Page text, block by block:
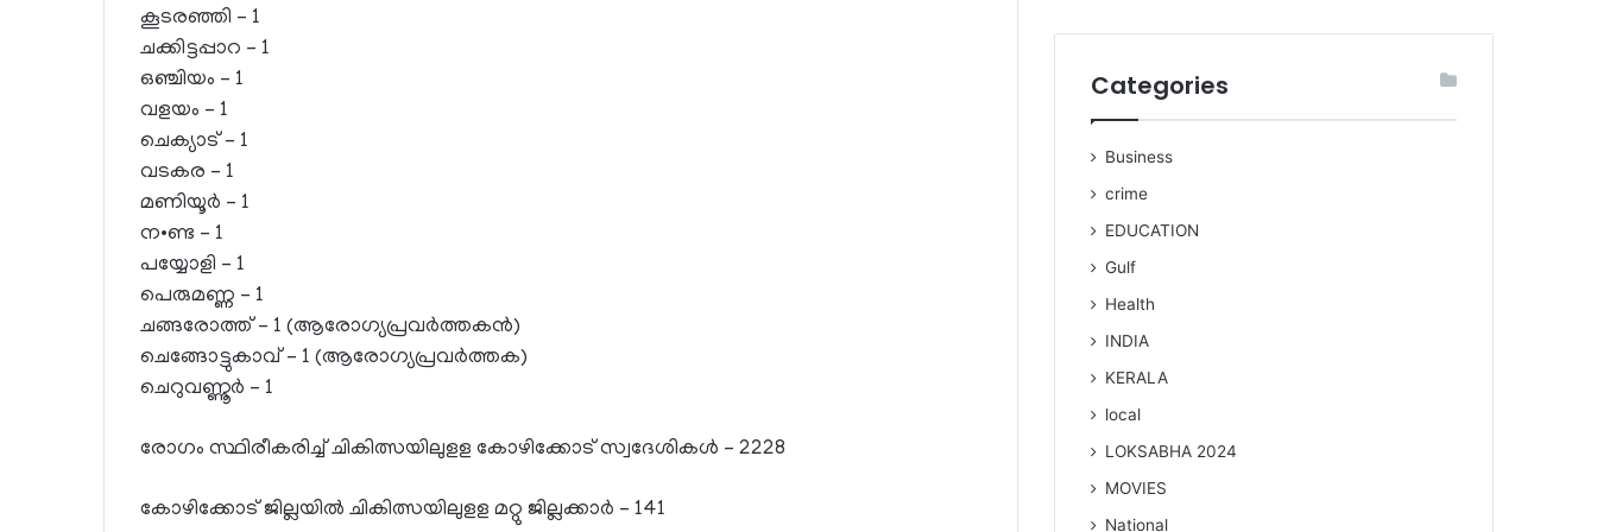
കൂടരഞ്ഞി – 1
ചക്കിട്ടപ്പാറ – 1
ഒഞ്ചിയം – 1
വളയം – 1
ചെക്യാട് – 1
വടകര – 1
മണിയൂര്‍ – 1
ന•ണ്ട – 1
പയ്യോളി – 1
പെരുമണ്ണ – 1
ചങ്ങരോത്ത് – 1 (ആരോഗ്യപ്രവര്‍ത്തകന്‍)
ചെങ്ങോട്ടുകാവ് – 1 (ആരോഗ്യപ്രവര്‍ത്തക)
ചെറുവണ്ണൂര്‍ – 1
രോഗം സ്ഥിരീകരിച്ച് ചികിത്സയിലുളള കോഴിക്കോട് സ്വദേശികള്‍ – 2228
കോഴിക്കോട് ജില്ലയില്‍ ചികിത്സയിലുളള മറ്റു ജില്ലക്കാര്‍ – 141
Categories
Business
crime
EDUCATION
Gulf
Health
INDIA
KERALA
local
LOKSABHA 2024
MOVIES
National